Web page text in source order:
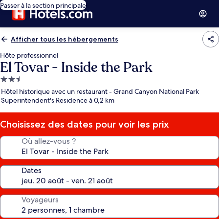
Passer à la section principale
Afficher tous les hébergements
Hôte professionnel
El Tovar - Inside the Park
Hébergement
2.5 étoiles
Hôtel historique avec un restaurant - Grand Canyon National Park
Superintendent's Residence à 0,2 km
Choisissez des dates pour voir les prix
Où allez-vous ?
Dates
Voyageurs